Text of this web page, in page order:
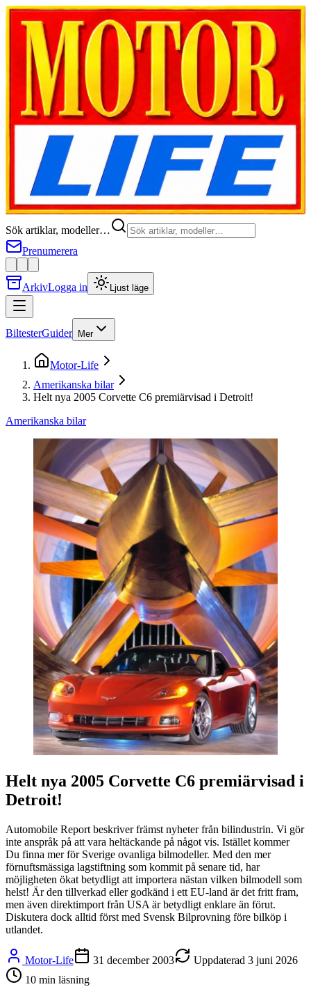
Sök artiklar, modeller…
Prenumerera
ArkivLogga in Ljust läge
BiltesterGuider Mer
Motor-Life
Amerikanska bilar
Helt nya 2005 Corvette C6 premiärvisad i Detroit!
Amerikanska bilar
Helt nya 2005 Corvette C6 premiärvisad i
Detroit!
Automobile Report beskriver främst nyheter från bilindustrin. Vi gör
inte anspråk på att vara heltäckande på något vis. Istället kommer
Du finna mer för Sverige ovanliga bilmodeller. Med den mer
förnuftsmässiga lagstiftning som kommit på senare tid, har
möjligheten ökat betydligt att importera nästan vilken bilmodell som
helst! Är den tillverkad eller godkänd i ett EU-land är det fritt fram,
men även direktimport från USA är betydligt enklare än förut.
Diskutera dock alltid först med Svensk Bilprovning före bilköp i
utlandet.
Motor-Life 31 december 2003 Uppdaterad 3 juni 2026
10 min läsning